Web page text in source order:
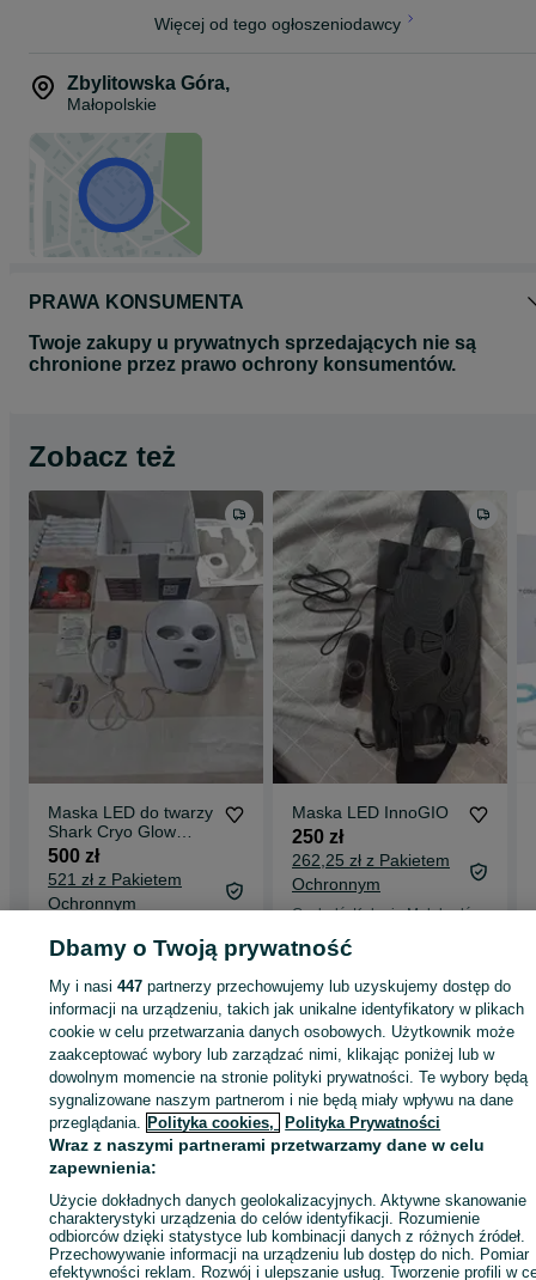
Więcej od tego ogłoszeniodawcy
Zbylitowska Góra,
Małopolskie
PRAWA KONSUMENTA
Twoje zakupy u prywatnych sprzedających nie są
chronione przez prawo ochrony konsumentów.
Zobacz też
Maska LED do twarzy
Shark Cryo Glow
FW312EU z
chłodzeniem
InstaChill
500 zł
521 zł z Pakietem
Ochronnym
21 lipca 2026
Maska LED InnoGIO
250 zł
262,25 zł z Pakietem
Ochronnym
Czeladź, Kolonia Małobądź
Strona główna Zdrowie i Uroda Włosy Pielęgnacja Maski
Maski -
Małopolskie
Maski - Zbylitowska Góra
KATEGORIA
ID:1067082759 Wyświetlenia:
Kup
Dbamy o Twoją prywatność
My i nasi447 partnerzy przechowujemy lub uzyskujemy dostęp do
informacji na urządzeniu, takich jak unikalne identyfikatory w plikach
cookie w celu przetwarzania danych osobowych. Użytkownik może
zaakceptować wybory lub zarządzać nimi, klikając poniżej lub w
dowolnym momencie na stronie polityki prywatności. Te wybory będą
sygnalizowane naszym partnerom i nie będą miały wpływu na dane
przeglądania. Polityka cookies, Polityka Prywatności
Wraz z naszymi partnerami przetwarzamy dane w celu
zapewnienia:
Użycie dokładnych danych geolokalizacyjnych. Aktywne skanowanie
charakterystyki urządzenia do celów identyfikacji. Rozumienie
odbiorców dzięki statystyce lub kombinacji danych z różnych źródeł.
Przechowywanie informacji na urządzeniu lub dostęp do nich. Pomiar
efektywności reklam. Rozwój i ulepszanie usług. Tworzenie profili w